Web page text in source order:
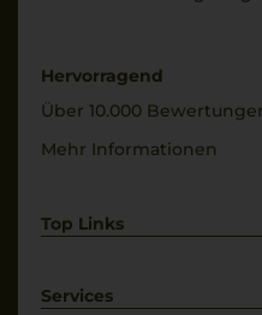
Hervorragend
Über 10.000
Mehr Informationen
Top Links
Weißwein
Services